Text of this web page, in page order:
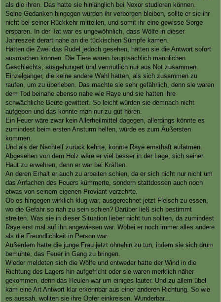
als die ihren. Das hatte sie hinlänglich bei Nexor studieren können.
Seine Gedanken hingegen würden ihr verborgen bleiben, sollte er sie ihr
nicht bei seiner Rückkehr mitteilen, und somit ihr eine gewisse Sorge
ersparen. In der Tat war es ungewöhnlich, dass Wölfe in dieser
Jahreszeit derart nahe an die tückischen Sümpfe kamen.
Hätten die Zwei das Rudel jedoch gesehen, hätten sie die Antwort sofort
ausmachen können. Die Tiere waren hauptsächlich männlichen
Geschlechts, ausgehungert und vermutlich nur aus Not zusammen.
Einzelgänger, die keine andere Wahl hatten, als sich zusammen zu
raufen, um zu überleben. Das machte sie sehr gefährlich, denn sie waren
dem Tod beinahe ebenso nahe wie Raye und sie hatten ihre
schwächliche Beute gewittert. So leicht würden sie demnach nicht
aufgeben und das konnte man nur zu gut hören.
Ein Feuer wäre zwar kein Allerheilmittel dagegen, allerdings könnte es
zumindest beim ersten Ansturm helfen, würde es zum Äußersten
kommen.
Und als der Nachtelf zurück kehrte, konnte Raye ernsthaft aufatmen.
Abgesehen von dem Holz wäre er viel besser in der Lage, sich seiner
Haut zu erwehren, denn er war bei Kräften.
An deren Erhalt er auch zu arbeiten schien, da er sich nicht nur nicht um
das Anfachen des Feuers kümmerte, sondern stattdessen auch noch
etwas von seinem eigenen Proviant verzehrte.
Ob es hingegen wirklich klug war, ausgerechnet jetzt Fleisch zu essen,
wo die Gefahr so nah zu sein schien? Darüber ließ sich bestimmt
streiten. Was sie in dieser Situation lieber nicht tun sollten, da zumindest
Raye erst mal auf ihn angewiesen war. Wobei er noch immer alles andere
als die Freundlichkeit in Person war.
Außerdem hatte die junge Frau jetzt ohnehin zu tun, indem sie sich drum
bemühte, das Feuer in Gang zu bringen.
Wieder meldeten sich die Wölfe und entweder hatte der Wind in die
Richtung des Lagers hin aufgefricht oder sie waren merklich näher
gekommen, denn das Heulen war um einiges lauter. Und zu allem übel
kam eine Art Antwort klar erkennbar aus einer anderen Richtung. So wie
es aussah, wollten sie ihre Opfer einkreisen. Wunderbar...